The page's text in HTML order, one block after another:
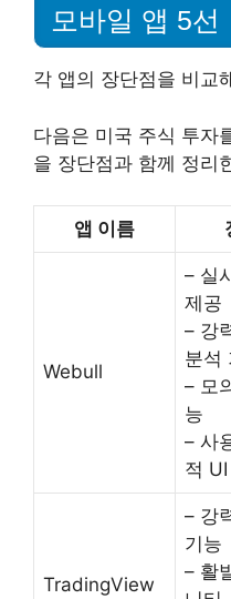
모바일 앱 5선
각 앱의 장단점을 비교
다음은 미국 주식 투자
을 장단점과 함께 정리
앱 이름
Webull
– 실
제공
– 강
분석
– 모
능
– 사
적 UI
TradingView
– 강
기능
– 활